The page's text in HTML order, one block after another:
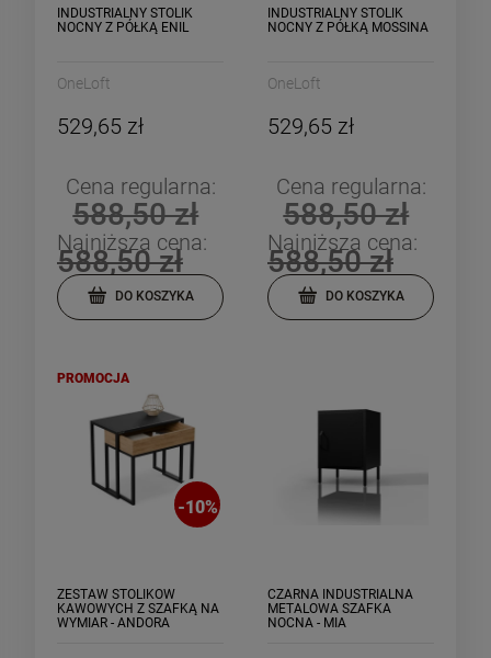
INDUSTRIALNY STOLIK
NOCNY Z PÓŁKĄ ENIL
OneLoft
529,65 zł
Cena regularna:
588,50 zł
Najniższa cena:
588,50 zł
DO KOSZYKA
INDUSTRIALNY STOLIK
NOCNY Z PÓŁKĄ MOSSINA
OneLoft
529,65 zł
Cena regularna:
588,50 zł
Najniższa cena:
588,50 zł
DO KOSZYKA
-10%
ZESTAW STOLIKÓW
KAWOWYCH Z SZAFKĄ NA
WYMIAR - ANDORA
PROMOCJA
CZARNA INDUSTRIALNA
METALOWA SZAFKA
NOCNA - MIA